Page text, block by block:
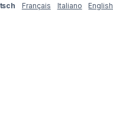
Français Italiano English